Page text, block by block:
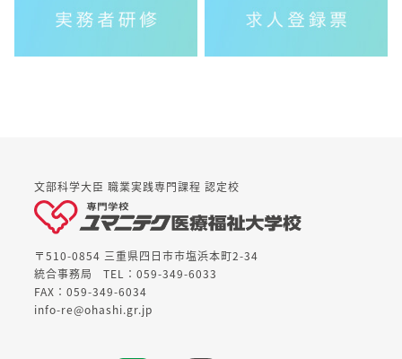
文部科学大臣 職業実践専門課程 認定校
〒510-0854 三重県四日市市塩浜本町2-34
統合事務局
TEL：059-349-6033
FAX：059-349-6034
info-re@ohashi.gr.jp